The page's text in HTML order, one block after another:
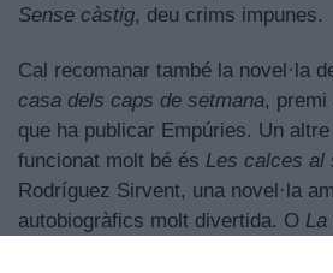
Sense càstig, deu crims impunes.
Cal recomanar també la novel·la
casa dels caps de setmana, premi
que ha publicar Empúries. Un
funcionat molt bé és Les calces al
Rodríguez Sirvent, una novel·la
autobiogràfics molt divertida. O La